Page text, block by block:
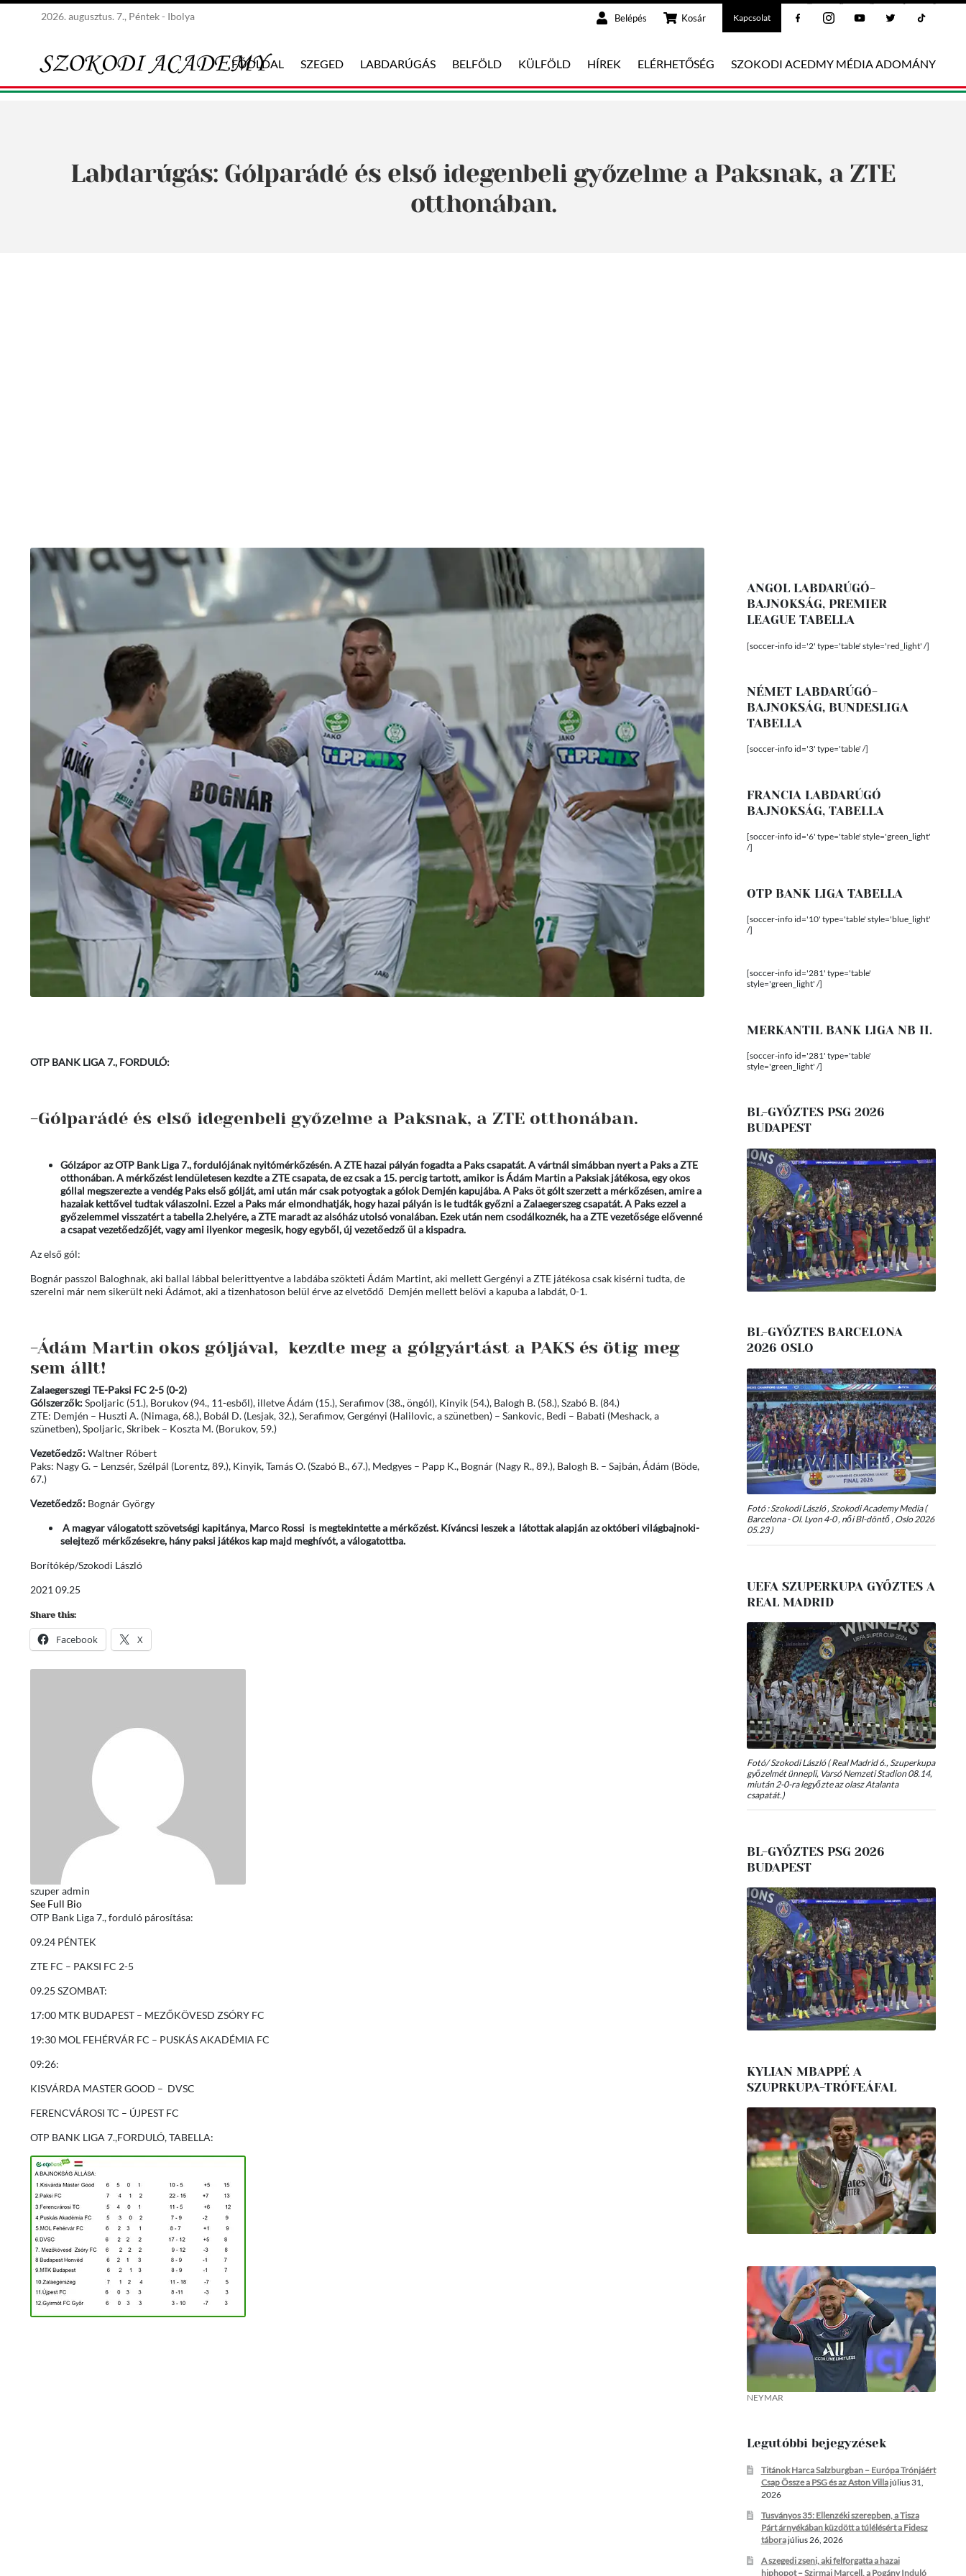
2026. augusztus. 7., Péntek - Ibolya Belépés Kosár Kapcsolat
FŐOLDAL SZEGED LABDARÚGÁS BELFÖLD KÜLFÖLD HÍREK ELÉRHETŐSÉG SZOKODI ACEDMY MÉDIA ADOMÁNY
Labdarúgás: Gólparádé és első idegenbeli győzelme a Paksnak, a ZTE
otthonában.
OTP BANK LIGA 7., FORDULÓ:
-Gólparádé és első idegenbeli győzelme a Paksnak, a ZTE otthonában.
Gólzápor az OTP Bank Liga 7., fordulójának nyitómérkőzésén. A ZTE hazai pályán fogadta a Paks csapatát. A vártnál simábban nyert a Paks a ZTE
otthonában. A mérkőzést lendületesen kezdte a ZTE csapata, de ez csak a 15. percig tartott, amikor is Ádám Martin a Paksiak játékosa, egy okos
góllal megszerezte a vendég Paks első gólját, ami után már csak potyogtak a gólok Demjén kapujába. A Paks öt gólt szerzett a mérkőzésen, amire a
hazaiak kettővel tudtak válaszolni. Ezzel a Paks már elmondhatják, hogy hazai pályán is le tudták győzni a Zalaegerszeg csapatát. A Paks ezzel a
győzelemmel visszatért a tabella 2.helyére, a ZTE maradt az alsóház utolsó vonalában. Ezek után nem csodálkoznék, ha a ZTE vezetősége elővenné
a csapat vezetőedzőjét, vagy ami ilyenkor megesik, hogy egyből, új vezetőedző ül a kispadra.
Az első gól:
Bognár passzol Baloghnak, aki ballal lábbal belerittyentve a labdába szökteti Ádám Martint, aki mellett Gergényi a ZTE játékosa csak kisérni tudta, de
szerelni már nem sikerült neki Ádámot, aki a tizenhatoson belül érve az elvetődő Demjén mellett belövi a kapuba a labdát, 0-1.
-Ádám Martin okos góljával, kezdte meg a gólgyártást a PAKS és ötig meg
sem állt!
Zalaegerszegi TE-Paksi FC 2-5 (0-2)
Gólszerzők:Spoljaric (51.), Borukov (94., 11-esből), illetve Ádám (15.), Serafimov (38., öngól), Kinyik (54.), Balogh B. (58.), Szabó B. (84.)
ZTE: Demjén – Huszti A. (Nimaga, 68.), Bobál D. (Lesjak, 32.), Serafimov, Gergényi (Halilovic, a szünetben) – Sankovic, Bedi – Babati (Meshack, a
szünetben), Spoljaric, Skribek – Koszta M. (Borukov, 59.)
Vezetőedző:Waltner Róbert
Paks: Nagy G. – Lenzsér, Szélpál (Lorentz, 89.), Kinyik, Tamás O. (Szabó B., 67.), Medgyes – Papp K., Bognár (Nagy R., 89.), Balogh B. – Sajbán, Ádám (Böde,
67.)
Vezetőedző:Bognár György
A magyar válogatott szövetségi kapitánya, Marco Rossi is megtekintette a mérkőzést. Kíváncsi leszek a látottak alapján az októberi világbajnoki-
selejtező mérkőzésekre, hány paksi játékos kap majd meghívót, a válogatottba.
Borítókép/Szokodi László
2021 09.25
Share this:
Facebook X
szuper admin
See Full Bio
OTP Bank Liga 7., forduló párosítása:
09.24 PÉNTEK
ZTE FC – PAKSI FC 2-5
09.25 SZOMBAT:
17:00 MTK BUDAPEST – MEZŐKÖVESD ZSÓRY FC
19:30 MOL FEHÉRVÁR FC – PUSKÁS AKADÉMIA FC
09:26:
KISVÁRDA MASTER GOOD – DVSC
FERENCVÁROSI TC – ÚJPEST FC
OTP BANK LIGA 7.,FORDULÓ, TABELLA:
ANGOL LABDARÚGÓ-
BAJNOKSÁG, PREMIER
LEAGUE TABELLA
[soccer-info id='2' type='table' style='red_light' /]
NÉMET LABDARÚGÓ-
BAJNOKSÁG, BUNDESLIGA
TABELLA
[soccer-info id='3' type='table' /]
FRANCIA LABDARÚGÓ
BAJNOKSÁG, TABELLA
[soccer-info id='6' type='table' style='green_light'
/]
OTP BANK LIGA TABELLA
[soccer-info id='10' type='table' style='blue_light'
/]
[soccer-info id='281' type='table'
style='green_light' /]
MERKANTIL BANK LIGA NB II.
[soccer-info id='281' type='table'
style='green_light' /]
BL-GYŐZTES PSG 2026
BUDAPEST
BL-GYŐZTES BARCELONA
2026 OSLO
Fotó : Szokodi László , Szokodi Academy Media (
Barcelona - Ol. Lyon 4-0 , női Bl-döntő , Oslo 2026
05.23 )
UEFA SZUPERKUPA GYŐZTES A
REAL MADRID
Fotó/ Szokodi László ( Real Madrid 6., Szuperkupa
győzelmét ünnepli, Varsó Nemzeti Stadion 08.14,
miután 2-0-ra legyőzte az olasz Atalanta
csapatát.)
BL-GYŐZTES PSG 2026
BUDAPEST
KYLIAN MBAPPÉ A
SZUPRKUPA-TRÓFEÁFAL
NEYMAR
Legutóbbi bejegyzések
Titánok Harca Salzburgban – Európa Trónjáért
Csap Össze a PSG és az Aston Villajúlius 31,
2026
Tusványos 35: Ellenzéki szerepben, a Tisza
Párt árnyékában küzdött a túlélésért a Fidesz
táborajúlius 26, 2026
A szegedi zseni, aki felforgatta a hazai
hiphopot – Szirmai Marcell, a Pogány Induló